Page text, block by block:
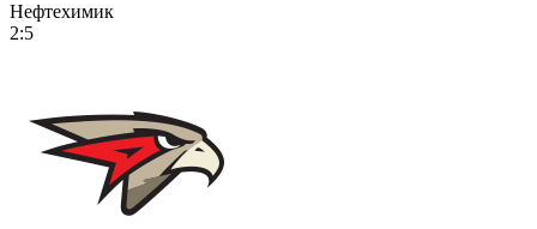
Нефтехимик
2:5